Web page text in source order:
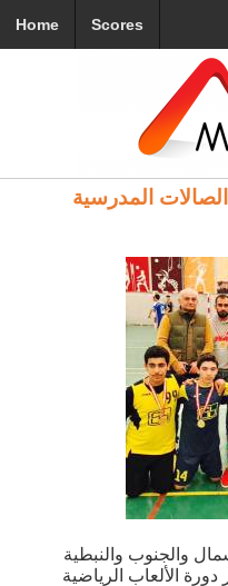
Home Scores
المدرسية
والجنوب والنبطية
الألعاب الرياضية